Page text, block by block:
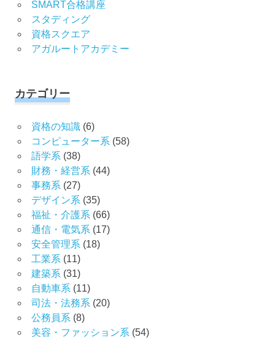
SMART合格講座
スタディング
資格スクエア
アガルートアカデミー
カテゴリー
資格の知識(6)
コンピューター系 (58)
語学系 (38)
財務・経営系 (44)
事務系 (27)
デザイン系 (35)
福祉・介護系 (66)
通信・電気系 (17)
安全管理系 (18)
工業系 (11)
建築系 (31)
自動車系 (11)
司法・法務系 (20)
公務員系 (8)
美容・ファッション系 (54)